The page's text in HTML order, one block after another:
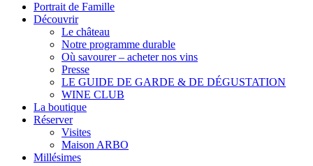
Portrait de Famille
Découvrir
Le château
Notre programme durable
Où savourer – acheter nos vins
Presse
LE GUIDE DE GARDE & DE DÉGUSTATION
WINE CLUB
La boutique
Réserver
Visites
Maison ARBO
Millésimes